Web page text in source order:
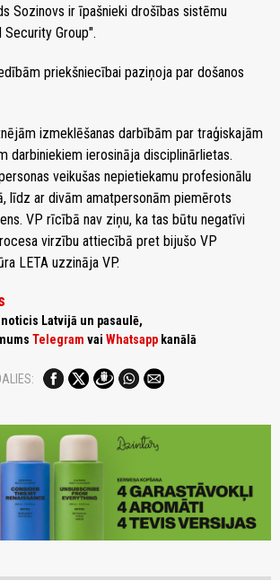
Sozinovs ir īpašnieki drošības sistēmu
Group".
priekšniecībai paziņoja par došanos
izmeklēšanas darbībām par traģiskajām
darbiniekiem ierosināja disciplinārlietas.
veikušas nepietiekamu profesionālu
līdz ar divām amatpersonām piemērots
VP rīcībā nav ziņu, ka tas būtu negatīvi
virzību attiecībā pret bijušo VP
LETA uzzināja VP.
Latvijā un pasaulē,
Telegram vai Whatsapp kanālā